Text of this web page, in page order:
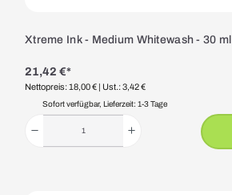
Xtreme Ink - Medium Whitewash - 30 ml
21,42 €*
Nettopreis: 18,00 € | Ust.: 3,42 €
Sofort verfügbar, Lieferzeit: 1-3 Tage